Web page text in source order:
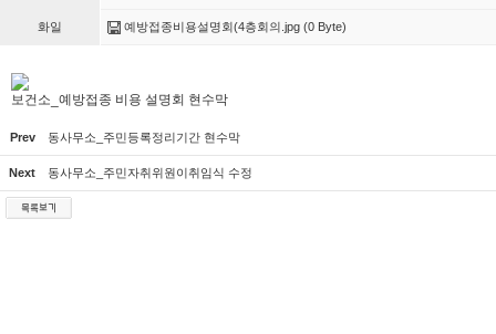
화일 예방접종비용설명회(4층회의.jpg (0 Byte)
보건소_예방접종 비용 설명회 현수막
Prev 동사무소_주민등록정리기간 현수막
Next 동사무소_주민자취위원이취임식 수정